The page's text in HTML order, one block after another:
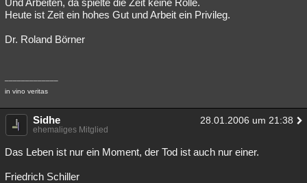
Und Arbeiten, da spielte die Zeit keine Rolle.
Heute ist Zeit ein hohes Gut und Arbeit ein Privileg.
Dr. Roland Börner
in vino veritas
Sidhe 28.01.2006 um 21:38
ehemaliges Mitglied
Das Leben ist nur ein Moment, der Tod ist auch nur einer.
Friedrich Schiller